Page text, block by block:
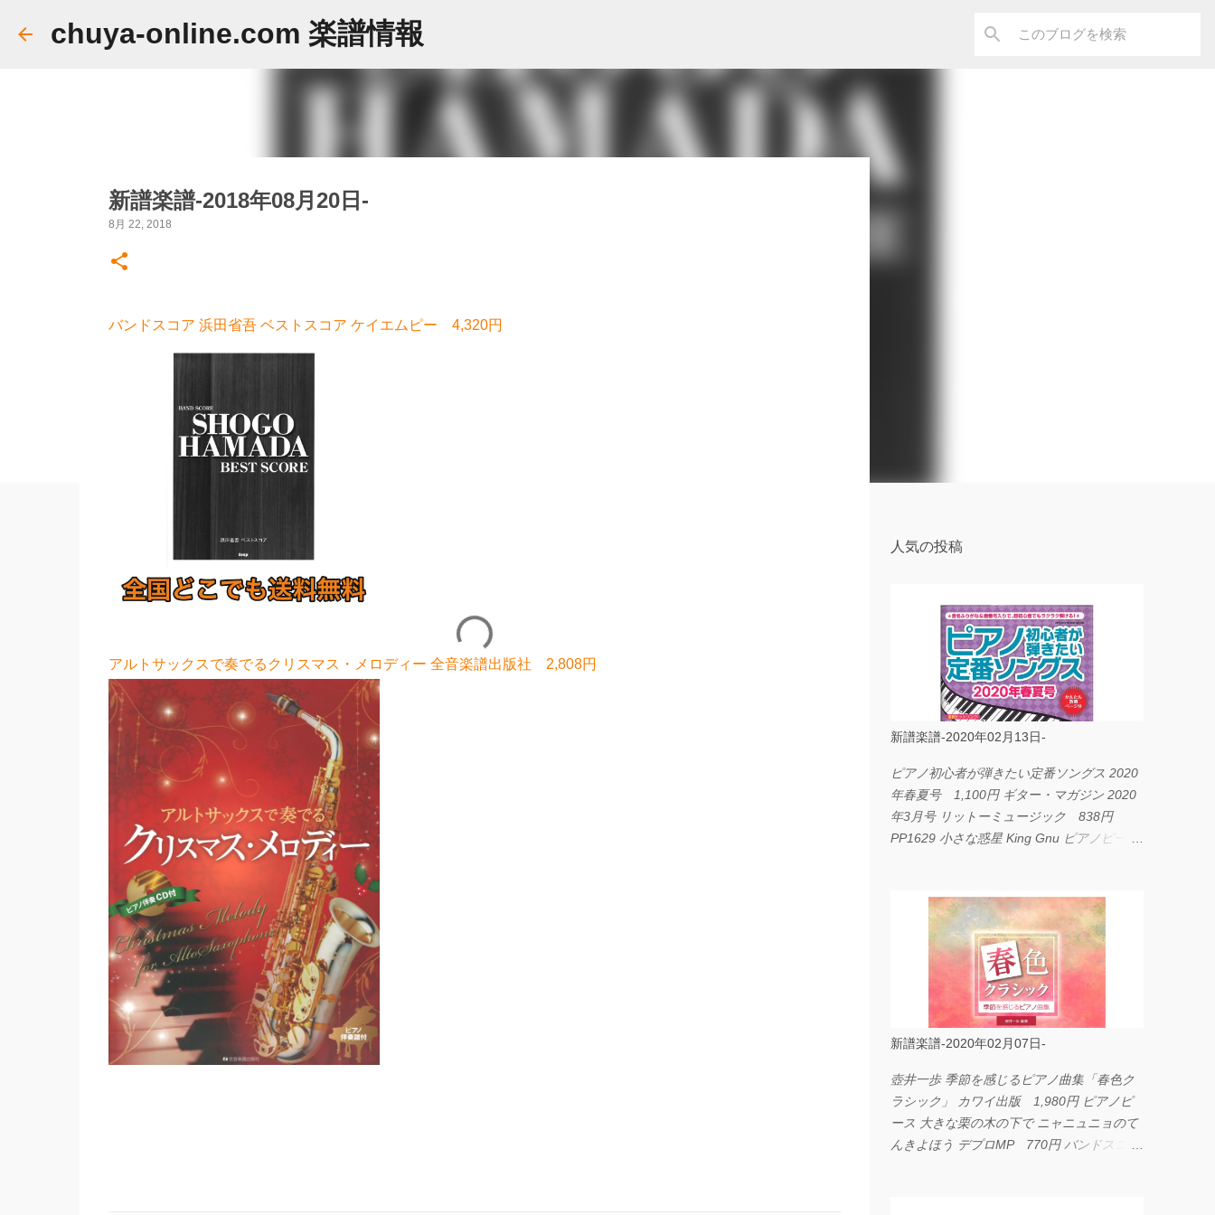
chuya-online.com 楽譜情報
新譜楽譜-2018年08月20日-
8月 22, 2018
バンドスコア 浜田省吾 ベストスコア ケイエムピー 4,320円
アルトサックスで奏でるクリスマス・メロディー 全音楽譜出版社 2,808円
人気の投稿
新譜楽譜-2020年02月13日-
ピアノ初心者が弾きたい定番ソングス 2020
年春夏号 1,100円 ギター・マガジン 2020
年3月号 リットーミュージック 838円
PP1629 小さな惑星 King Gnu ピアノピース
LOVE... Official髭男dism バンドピース フェ
アリー 825円
新譜楽譜-2020年02月07日-
壺井一歩 季節を感じるピアノ曲集「春色ク
ラシック」 カワイ出版 1,980円 ピアノピ
ース 大きな栗の木の下で ニャニュニョのて
んきよほう デプロMP 770円 バンドスコア